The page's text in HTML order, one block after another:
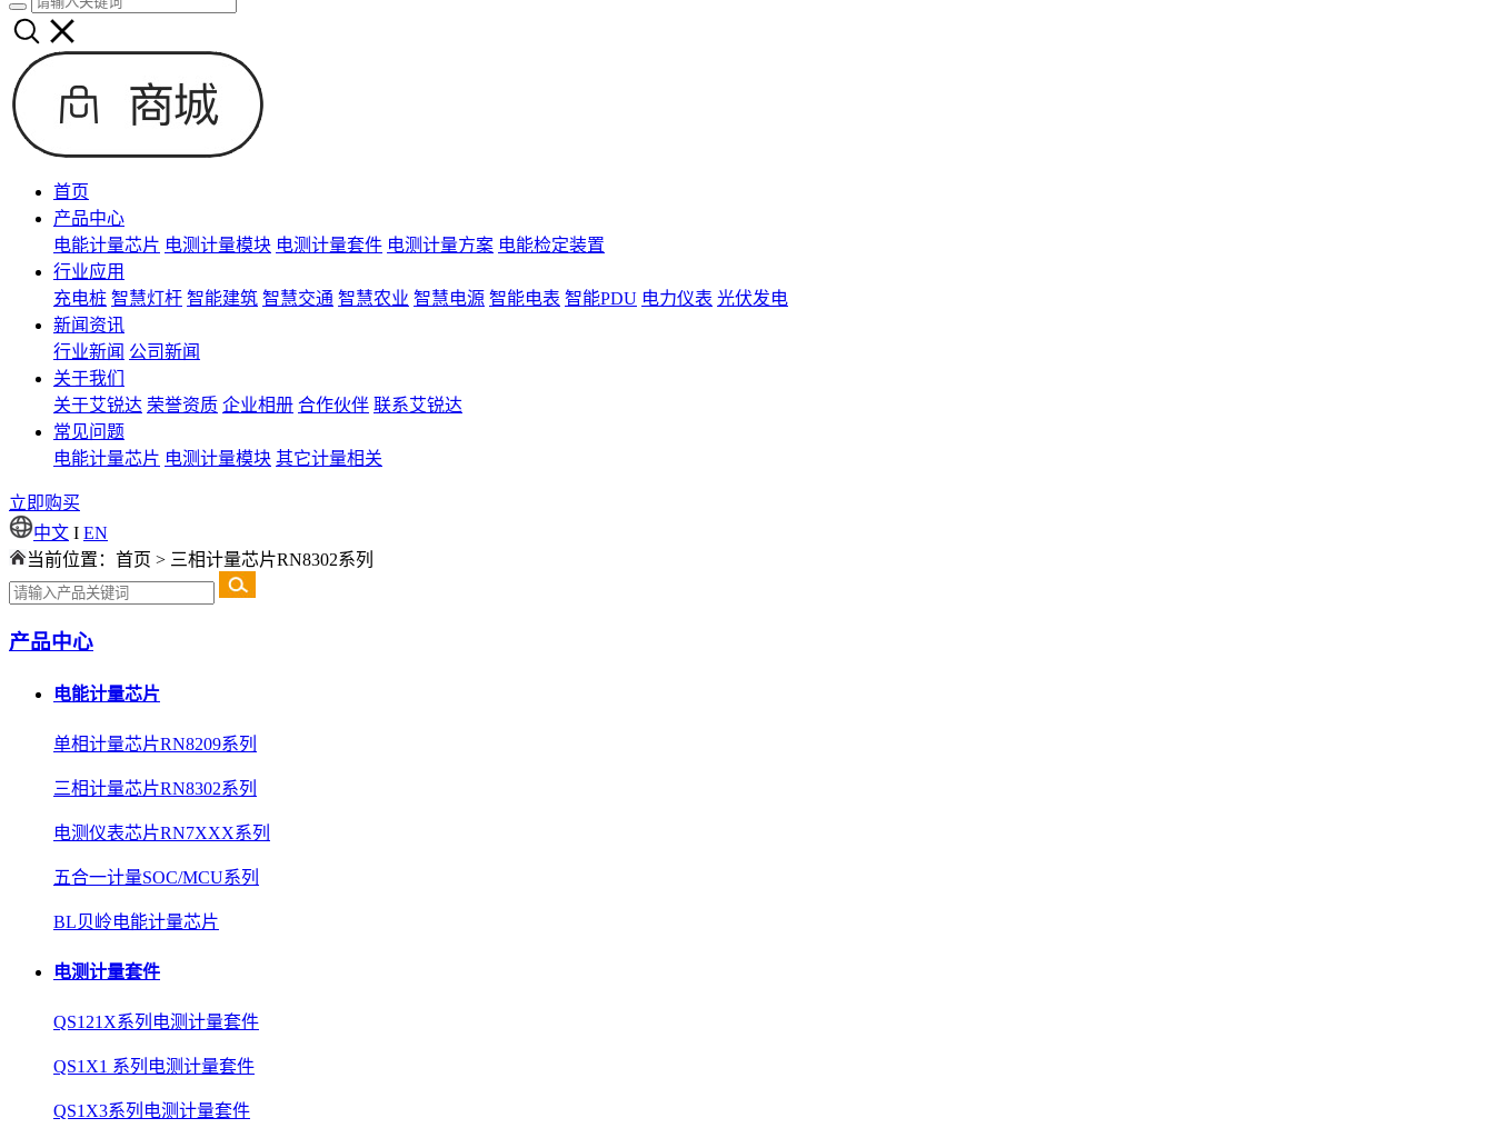
首页
产品中心
电能计量芯片 电测计量模块 电测计量套件 电测计量方案 电能检定装置
行业应用
充电桩 智慧灯杆 智能建筑 智慧交通 智慧农业 智慧电源 智能电表 智能PDU 电力仪表 光伏发电
新闻资讯
行业新闻 公司新闻
关于我们
关于艾锐达 荣誉资质 企业相册 合作伙伴 联系艾锐达
常见问题
电能计量芯片 电测计量模块 其它计量相关
立即购买
中文 I EN
当前位置： 首页 > 三相计量芯片RN8302系列
产品中心
电能计量芯片
单相计量芯片RN8209系列
三相计量芯片RN8302系列
电测仪表芯片RN7XXX系列
五合一计量SOC/MCU系列
BL贝岭电能计量芯片
电测计量套件
QS121X系列电测计量套件
QS1X1 系列电测计量套件
QS1X3系列电测计量套件